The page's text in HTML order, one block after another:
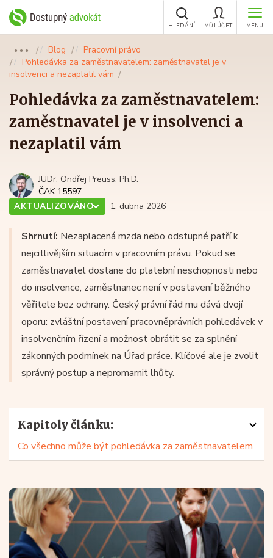
MENU
MŮJ ÚČET
HLEDÁNÍ
●●● Blog
Pracovní právo
Pohledávka za zaměstnavatelem: zaměstnavatel je v
insolvenci a nezaplatil vám
Pohledávka za zaměstnavatelem:
zaměstnavatel je v insolvenci a
nezaplatil vám
JUDr. Ondřej Preuss, Ph.D.
ČAK 15597
AKTUALIZOVÁNO
1. dubna 2026
Shrnutí: Nezaplacená mzda nebo odstupné patří k
nejcitlivějším situacím v pracovním právu. Pokud se
zaměstnavatel dostane do platební neschopnosti nebo
do insolvence, zaměstnanec není v postavení běžného
věřitele bez ochrany. Český právní řád mu dává dvojí
oporu: zvláštní postavení pracovněprávních pohledávek v
insolvenčním řízení a možnost obrátit se za splnění
zákonných podmínek na Úřad práce. Klíčové ale je zvolit
správný postup a nepromarnit lhůty.
Kapitoly článku:
Co všechno může být pohledávka za zaměstnavatelem